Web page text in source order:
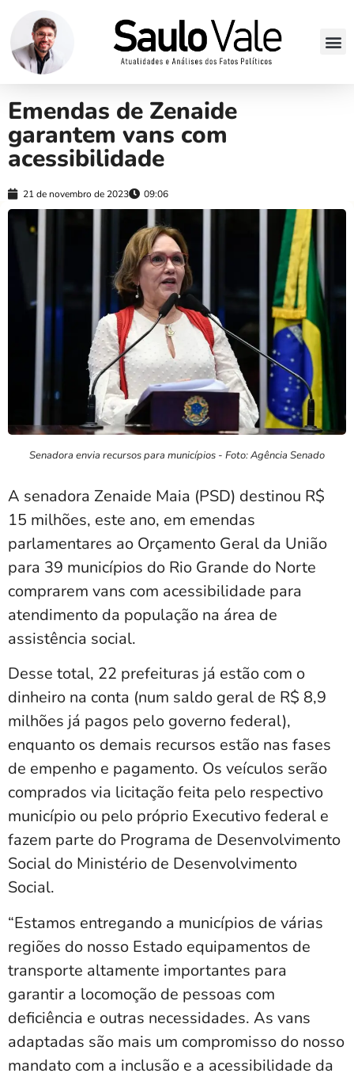
Emendas de Zenaide
garantem vans com
acessibilidade
21 de novembro de 2023 09:06
Senadora envia recursos para municípios - Foto: Agência Senado
A senadora Zenaide Maia (PSD) destinou R$
15 milhões, este ano, em emendas
parlamentares ao Orçamento Geral da União
para 39 municípios do Rio Grande do Norte
comprarem vans com acessibilidade para
atendimento da população na área de
assistência social.
Desse total, 22 prefeituras já estão com o
dinheiro na conta (num saldo geral de R$ 8,9
milhões já pagos pelo governo federal),
enquanto os demais recursos estão nas fases
de empenho e pagamento. Os veículos serão
comprados via licitação feita pelo respectivo
município ou pelo próprio Executivo federal e
fazem parte do Programa de Desenvolvimento
Social do Ministério de Desenvolvimento
Social.
“Estamos entregando a municípios de várias
regiões do nosso Estado equipamentos de
transporte altamente importantes para
garantir a locomoção de pessoas com
deficiência e outras necessidades. As vans
adaptadas são mais um compromisso do nosso
mandato com a inclusão e a acessibilidade da